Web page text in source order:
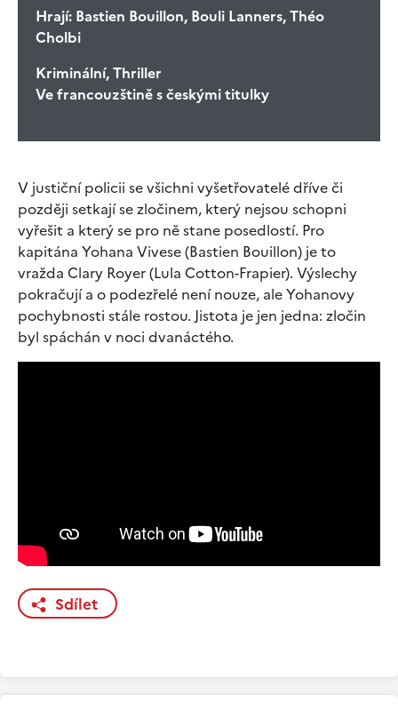
Hrají: Bastien Bouillon, Bouli Lanners, Théo
Cholbi
Kriminální, Thriller
Ve francouzštině s českými titulky
V justiční policii se všichni vyšetřovatelé dříve či
později setkají se zločinem, který nejsou schopni
vyřešit a který se pro ně stane posedlostí. Pro
kapitána Yohana Vivese (Bastien Bouillon) je to
vražda Clary Royer (Lula Cotton-Frapier). Výslechy
pokračují a o podezřelé není nouze, ale Yohanovy
pochybnosti stále rostou. Jistota je jen jedna: zločin
byl spáchán v noci dvanáctého.
Sdílet